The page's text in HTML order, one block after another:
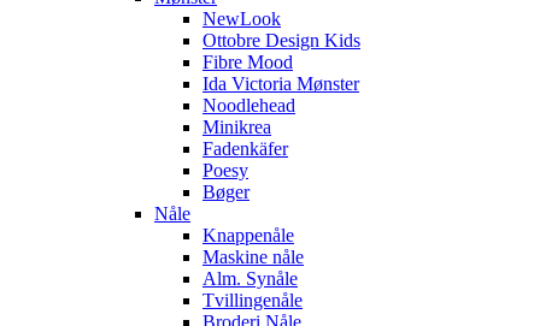
NewLook
Ottobre Design Kids
Fibre Mood
Ida Victoria Mønster
Noodlehead
Minikrea
Fadenkäfer
Poesy
Bøger
Nåle
Knappenåle
Maskine nåle
Alm. Synåle
Tvillingenåle
Broderi Nåle